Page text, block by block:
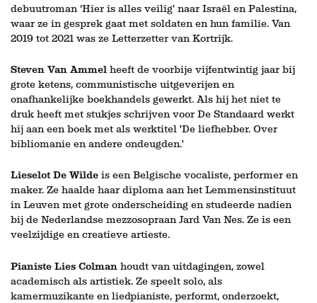
debuutroman ‘Hier is alles veilig’ naar Israël en Palestina,
waar ze in gesprek gaat met soldaten en hun familie. Van
2019 tot 2021 was ze Letterzetter van Kortrijk.
Steven Van Ammel heeft de voorbije vijfentwintig jaar bij
grote ketens, communistische uitgeverijen en
onafhankelijke boekhandels gewerkt. Als hij het niet te
druk heeft met stukjes schrijven voor De Standaard werkt
hij aan een boek met als werktitel 'De liefhebber. Over
bibliomanie en andere ondeugden.'
Lieselot De Wilde is een Belgische vocaliste, performer en
maker. Ze haalde haar diploma aan het Lemmensinstituut
in Leuven met grote onderscheiding en studeerde nadien
bij de Nederlandse mezzosopraan Jard Van Nes. Ze is een
veelzijdige en creatieve artieste.
Pianiste Lies Colman houdt van uitdagingen, zowel
academisch als artistiek. Ze speelt solo, als
kamermuzikante en liedpianiste, performt, onderzoekt,